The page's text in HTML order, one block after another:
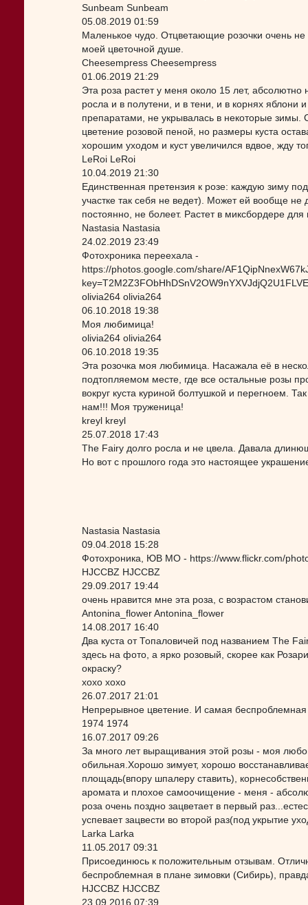
Sunbeam Sunbeam
05.08.2019 01:59
Маленькое чудо. Отцветающие розочки очень
моей цветочной душе.
Cheesempress Cheesempress
01.06.2019 21:29
Эта роза растет у меня около 15 лет,
росла и в полутени, и в тени, и в корнях яблони
препаратами, не укрывалась в некоторые
цветение розовой пеной, но размеры куста
хорошим уходом и куст увеличился вдвое, жду
LeRoi LeRoi
10.04.2019 21:30
Единственная претензия к розе: каждую зиму
участке так себя не ведет). Может ей вообще не
постоянно, не болеет. Растет в миксбордере
Nastasia Nastasia
24.02.2019 23:49
Фотохроника переехала -
https://photos.google.com/share/
olivia264 olivia264
06.10.2018 19:38
Моя любимица!
olivia264 olivia264
06.10.2018 19:35
Эта розочка моя любимица. Насажала её в
подтопляемом месте, где все остальные розы
вокруг куста куриной болтушкой и перегноем.
нам!!! Моя труженица!
kreyl kreyl
25.07.2018 17:43
The Fairy долго росла и не цвела. Давала
Но вот с прошлого года это настоящее
Nastasia Nastasia
09.04.2018 15:28
Фотохроника, ЮВ МО - https://www.flickr.com/
HJCCBZ HJCCBZ
29.09.2017 19:44
очень нравится мне эта роза, с возрастом
Antonina_flower Antonina_flower
14.08.2017 16:40
Два куста от Топаловичей под названием The
здесь на фото, а ярко розовый, скорее как
окраску?
xoxo xoxo
26.07.2017 21:01
Непрерывное цветение. И самая беспроблемная
1974 1974
16.07.2017 09:26
За много лет выращивания этой розы - моя
обильная.Хорошо зимует, хорошо
площадь(впору шпалеру ставить),
аромата и плохое самоочищение - меня -
роза очень поздно зацветает в первый
успевает зацвести во второй раз(под укрытие
Larka Larka
11.05.2017 09:31
Присоединюсь к положительным отзывам.
беспроблемная в плане зимовки (Сибирь),
HJCCBZ HJCCBZ
23.09.2016 07:39